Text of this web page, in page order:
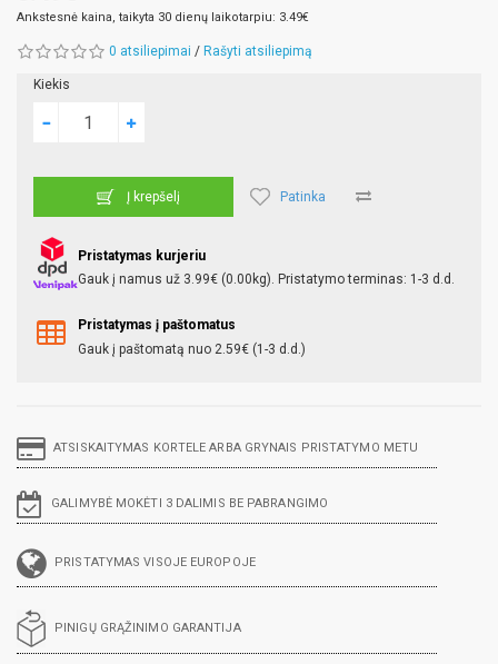
Ankstesnė kaina, taikyta 30 dienų laikotarpiu: 3.49€
0 atsiliepimai / Rašyti atsiliepimą
Kiekis
Į krepšelį Patinka
Pristatymas kurjeriu
Gauk į namus už 3.99€ (0.00kg). Pristatymo terminas: 1-3 d.d.
Pristatymas į paštomatus
Gauk į paštomatą nuo 2.59€ (1-3 d.d.)
ATSISKAITYMAS KORTELE ARBA GRYNAIS PRISTATYMO METU
GALIMYBĖ MOKĖTI 3 DALIMIS BE PABRANGIMO
PRISTATYMAS VISOJE EUROPOJE
PINIGŲ GRĄŽINIMO GARANTIJA